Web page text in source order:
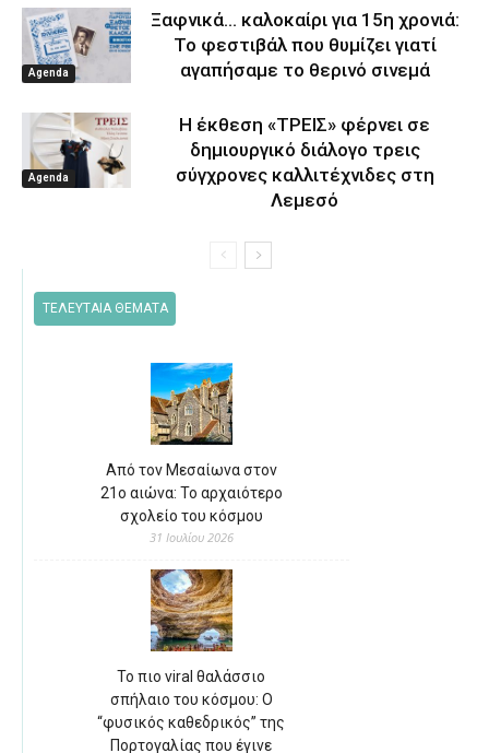
Agenda
Ξαφνικά… καλοκαίρι για 15η χρονιά:
Το φεστιβάλ που θυμίζει γιατί
αγαπήσαμε το θερινό σινεμά
Agenda
Η έκθεση «ΤΡΕΙΣ» φέρνει σε
δημιουργικό διάλογο τρεις
σύγχρονες καλλιτέχνιδες στη
Λεμεσό
ΤΕΛΕΥΤΑΙΑ ΘΕΜΑΤΑ
Από τον Μεσαίωνα στον
21ο αιώνα: Το αρχαιότερο
σχολείο του κόσμου
31 Ιουλίου 2026
Το πιο viral θαλάσσιο
σπήλαιο του κόσμου: Ο
“φυσικός καθεδρικός” της
Πορτογαλίας που έγινε